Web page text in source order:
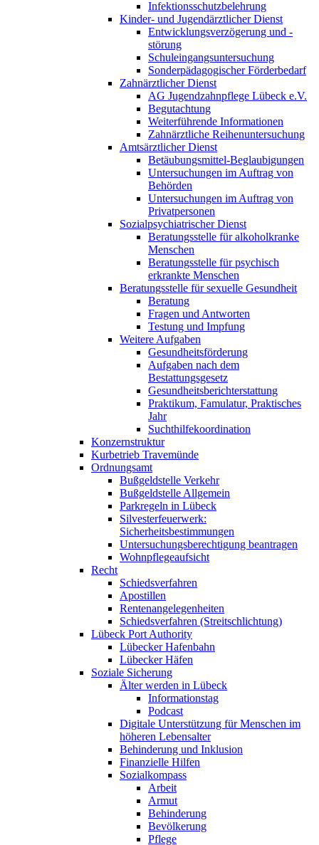
Infektionsschutzbelehrung
Kinder- und Jugendärztlicher Dienst
Entwicklungsverzögerung und -
störung
Schuleingangsuntersuchung
Sonderpädagogischer Förderbedarf
Zahnärztlicher Dienst
AG Jugendzahnpflege Lübeck e.V.
Begutachtung
Weiterführende Informationen
Zahnärztliche Reihenuntersuchung
Amtsärztlicher Dienst
Betäubungsmittel-Beglaubigungen
Untersuchungen im Auftrag von
Behörden
Untersuchungen im Auftrag von
Privatpersonen
Sozialpsychiatrischer Dienst
Beratungsstelle für alkoholkranke
Menschen
Beratungsstelle für psychisch
erkrankte Menschen
Beratungsstelle für sexuelle Gesundheit
Beratung
Fragen und Antworten
Testung und Impfung
Weitere Aufgaben
Gesundheitsförderung
Aufgaben nach dem
Bestattungsgesetz
Gesundheitsberichterstattung
Praktikum, Famulatur, Praktisches
Jahr
Suchthilfekoordination
Konzernstruktur
Kurbetrieb Travemünde
Ordnungsamt
Bußgeldstelle Verkehr
Bußgeldstelle Allgemein
Parkregeln in Lübeck
Silvesterfeuerwerk:
Sicherheitsbestimmungen
Untersuchungsberechtigung beantragen
Wohnpflegeaufsicht
Recht
Schiedsverfahren
Apostillen
Rentenangelegenheiten
Schiedsverfahren (Streitschlichtung)
Lübeck Port Authority
Lübecker Hafenbahn
Lübecker Häfen
Soziale Sicherung
Älter werden in Lübeck
Informationstag
Podcast
Digitale Unterstützung für Menschen im
höheren Lebensalter
Behinderung und Inklusion
Finanzielle Hilfen
Sozialkompass
Arbeit
Armut
Behinderung
Bevölkerung
Pflege